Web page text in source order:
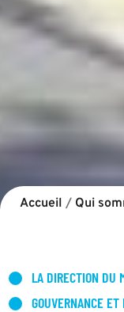
Accueil / Qui
LA DIRECTION DU
GOUVERNANCE